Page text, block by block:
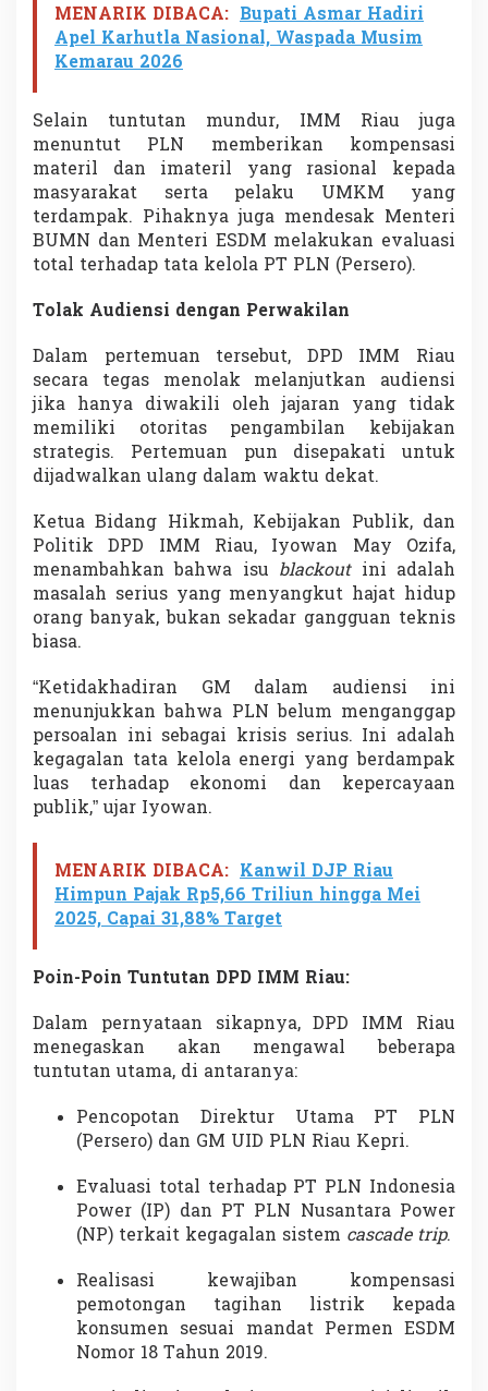
MENARIK DIBACA: Bupati Asmar Hadiri
Apel Karhutla Nasional, Waspada Musim
Kemarau 2026
Selain tuntutan mundur, IMM Riau juga
menuntut PLN memberikan kompensasi
materil dan imateril yang rasional kepada
masyarakat serta pelaku UMKM yang
terdampak. Pihaknya juga mendesak Menteri
BUMN dan Menteri ESDM melakukan evaluasi
total terhadap tata kelola PT PLN (Persero).
Tolak Audiensi dengan Perwakilan
Dalam pertemuan tersebut, DPD IMM Riau
secara tegas menolak melanjutkan audiensi
jika hanya diwakili oleh jajaran yang tidak
memiliki otoritas pengambilan kebijakan
strategis. Pertemuan pun disepakati untuk
dijadwalkan ulang dalam waktu dekat.
Ketua Bidang Hikmah, Kebijakan Publik, dan
Politik DPD IMM Riau, Iyowan May Ozifa,
menambahkan bahwa isu blackoutini adalah
masalah serius yang menyangkut hajat hidup
orang banyak, bukan sekadar gangguan teknis
biasa.
“Ketidakhadiran GM dalam audiensi ini
menunjukkan bahwa PLN belum menganggap
persoalan ini sebagai krisis serius. Ini adalah
kegagalan tata kelola energi yang berdampak
luas terhadap ekonomi dan kepercayaan
publik,” ujar Iyowan.
MENARIK DIBACA: Kanwil DJP Riau
Himpun Pajak Rp5,66 Triliun hingga Mei
2025, Capai 31,88% Target
Poin-Poin Tuntutan DPD IMM Riau:
Dalam pernyataan sikapnya, DPD IMM Riau
menegaskan akan mengawal beberapa
tuntutan utama, di antaranya:
Pencopotan Direktur Utama PT PLN
(Persero) dan GM UID PLN Riau Kepri.
Evaluasi total terhadap PT PLN Indonesia
Power (IP) dan PT PLN Nusantara Power
(NP) terkait kegagalan sistem cascade trip.
Realisasi kewajiban kompensasi
pemotongan tagihan listrik kepada
konsumen sesuai mandat Permen ESDM
Nomor 18 Tahun 2019.